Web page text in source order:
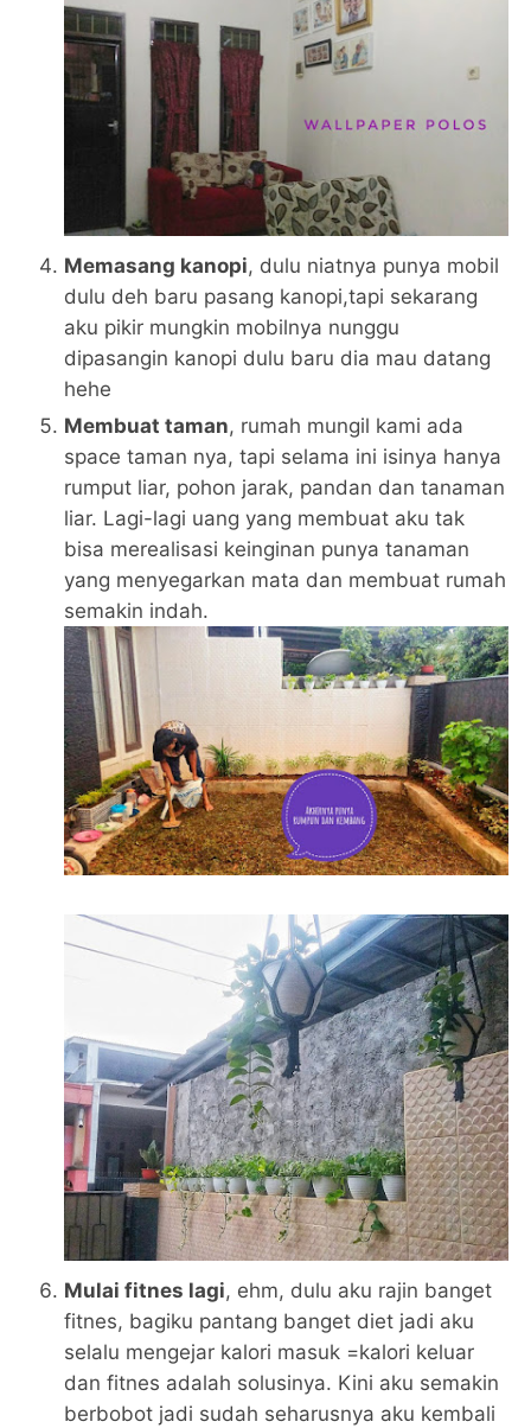
Memasang kanopi, dulu niatnya punya mobil
dulu deh baru pasang kanopi,tapi sekarang
aku pikir mungkin mobilnya nunggu
dipasangin kanopi dulu baru dia mau datang
hehe
Membuat taman, rumah mungil kami ada
space taman nya, tapi selama ini isinya hanya
rumput liar, pohon jarak, pandan dan tanaman
liar. Lagi-lagi uang yang membuat aku tak
bisa merealisasi keinginan punya tanaman
yang menyegarkan mata dan membuat rumah
semakin indah.
Mulai fitnes lagi, ehm, dulu aku rajin banget
fitnes, bagiku pantang banget diet jadi aku
selalu mengejar kalori masuk =kalori keluar
dan fitnes adalah solusinya. Kini aku semakin
berbobot jadi sudah seharusnya aku kembali